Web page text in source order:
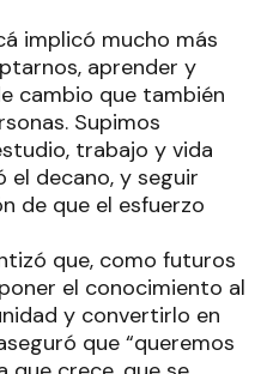
implicó mucho más
aprender y
cambio que también
Supimos
trabajo y vida
el decano, y seguir
de que el esfuerzo
que, como futuros
el conocimiento al
y convertirlo en
que “queremos